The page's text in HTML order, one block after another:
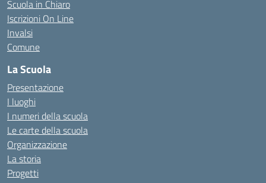
Scuola in Chiaro
Iscrizioni On Line
Invalsi
Comune
La Scuola
Presentazione
I luoghi
I numeri della scuola
Le carte della scuola
Organizzazione
La storia
Progetti